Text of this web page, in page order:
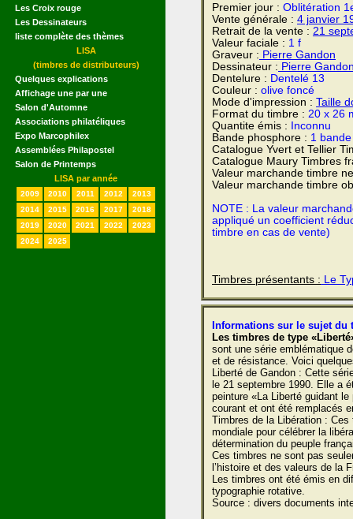
Les Croix rouge
Les Dessinateurs
liste complète des thèmes
LISA
(timbres de distributeurs)
Quelques explications
Affichage une par une
Salon d'Automne
Associations philatéliques
Expo Marcophilex
Assemblées Philapostel
Salon de Printemps
LISA par année
2009 2010 2011 2012
2013
2014
2015 2016 2017
2018
2019
2020 2021 2022
2023
2024
2025
Premier jour : Oblitération
Vente générale : 4 janvier
Retrait de la vente : 21
Valeur faciale : 1 f
Graveur : Pierre Gandon
Dessinateur : Pierre
Dentelure : Dentelé 13
Couleur : olive foncé
Mode d'impression : Taille
Format du timbre : 20 x 26
Quantite émis :
Inconnu
Bande phosphore : 1 bande
Catalogue Yvert et Tellier
Catalogue Maury Timbres
Valeur marchande timbre
Valeur marchande timbre
NOTE : La valeur
appliqué un coefficient
timbre en cas de vente)
Timbres présentants : Le
Informations sur le sujet du
Les timbres de type
sont une série emblématique
et de résistance. Voici
Liberté de Gandon : Cette
le 21 septembre 1990. Elle a
peinture «La Liberté guidant le
courant et ont été remplacés
Timbres de la Libération :
mondiale pour célébrer la
détermination du peuple
Ces timbres ne sont pas
l’histoire et des valeurs de la
Les timbres ont été émis en
typographie rotative.
Source : divers documents